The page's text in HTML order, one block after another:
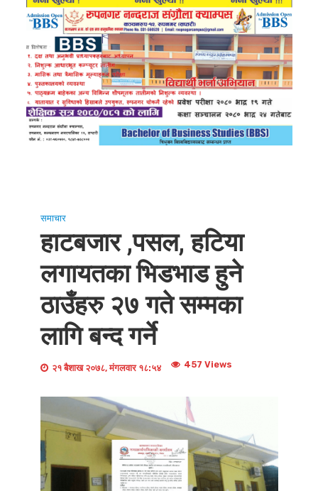
समाचार
हाटबजार ,पसल, हटिया
लगायतका भिडभाड हुने
ठाउँहरु २७ गते सम्मका
लागि बन्द गर्ने
२१ बैशाख २०७८, मंगलवार १८:५४ 457 Views